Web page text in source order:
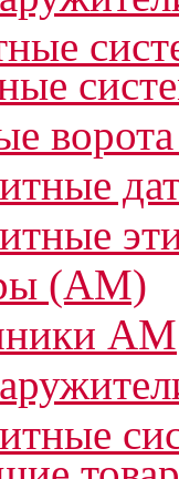
(АМ)
АМ